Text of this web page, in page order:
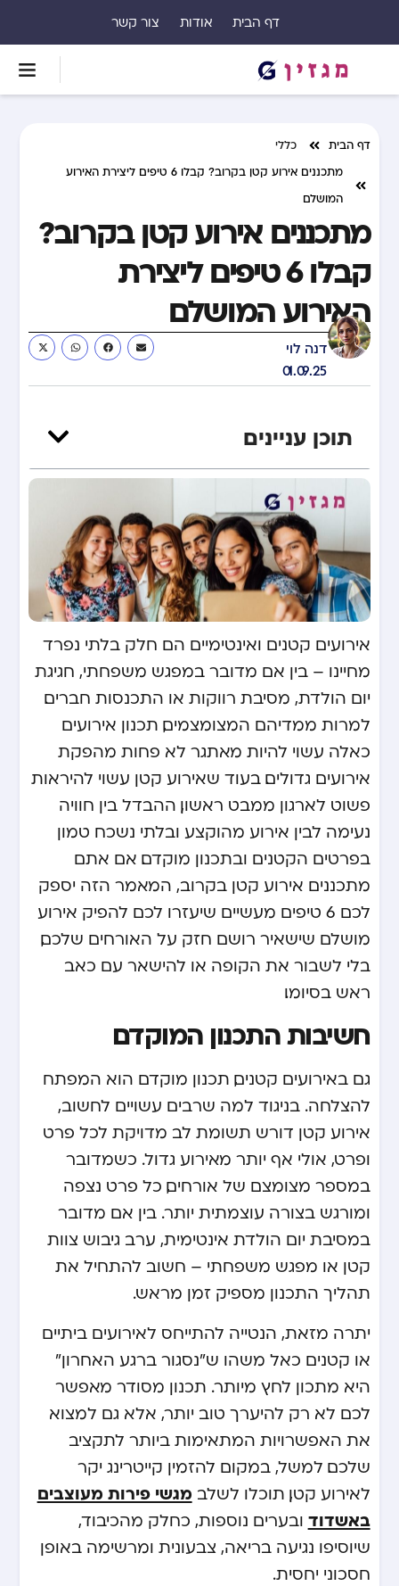
דף הבית אודות צור קשר
דף הבית
כללי
מתכננים אירוע קטן בקרוב? קבלו 6 טיפים ליצירת האירוע
המושלם
מתכננים אירוע קטן בקרוב?
קבלו 6 טיפים ליצירת
האירוע המושלם
דנה לוי
01.09.25
תוכן עניינים
אירועים קטנים ואינטימיים הם חלק בלתי נפרד
מחיינו – בין אם מדובר במפגש משפחתי, חגיגת
יום הולדת, מסיבת רווקות או התכנסות חברים.
למרות ממדיהם המצומצמים, תכנון אירועים
כאלה עשוי להיות מאתגר לא פחות מהפקת
אירועים גדולים. בעוד שאירוע קטן עשוי להיראות
פשוט לארגון ממבט ראשון, ההבדל בין חוויה
נעימה לבין אירוע מהוקצע ובלתי נשכח טמון
בפרטים הקטנים ובתכנון מוקדם. אם אתם
מתכננים אירוע קטן בקרוב, המאמר הזה יספק
לכם 6 טיפים מעשיים שיעזרו לכם להפיק אירוע
מושלם שישאיר רושם חזק על האורחים שלכם,
בלי לשבור את הקופה או להישאר עם כאב
ראש בסיומו.
חשיבות התכנון המוקדם
גם באירועים קטנים, תכנון מוקדם הוא המפתח
להצלחה. בניגוד למה שרבים עשויים לחשוב,
אירוע קטן דורש תשומת לב מדויקת לכל פרט
ופרט, אולי אף יותר מאירוע גדול. כשמדובר
במספר מצומצם של אורחים, כל פרט נצפה
ומורגש בצורה עוצמתית יותר. בין אם מדובר
במסיבת יום הולדת אינטימית, ערב גיבוש צוות
קטן או מפגש משפחתי – חשוב להתחיל את
תהליך התכנון מספיק זמן מראש.
יתרה מזאת, הנטייה להתייחס לאירועים ביתיים
או קטנים כאל משהו ש”נסגור ברגע האחרון”
היא מתכון לחץ מיותר. תכנון מסודר מאפשר
לכם לא רק להיערך טוב יותר, אלא גם למצוא
את האפשרויות המתאימות ביותר לתקציב
שלכם. למשל, במקום להזמין קייטרינג יקר
לאירוע קטן, תוכלו לשלב מגשי פירות מעוצבים
באשדוד ובערים נוספות, כחלק מהכיבוד,
שיוסיפו נגיעה בריאה, צבעונית ומרשימה באופן
חסכוני יחסית.